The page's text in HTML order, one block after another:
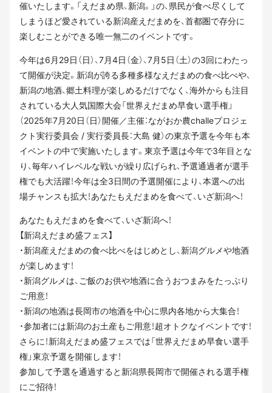
催いたします。「えだまめ県、新潟。」の、県民が食べ尽くして
しまうほど愛されている新潟産えだまめを、首都圏で存分に
楽しむことができる唯一無二のイベントです。
今年は6月29日（日）、7月4日（金）、7月5日（土）の3回にわたっ
て開催が決定。新潟が誇る多種多様なえだまめの食べ比べや、
新潟の地酒、郷土料理が楽しめるだけでなく、海外からも注目
されている大人気国際大会「世界えだまめ早食い選手権」
（2025年7月20日（日）開催／主催：ながおか農challeプロジェ
クト実行委員会 / 実行委員長：大島 健）の東京予選を今年も本
イベントの中で実施いたします。東京予選は今年で3年目とな
り、毎年ハイレベルな戦いが繰り広げられ、予選通過者が選手
権でも大活躍！今年は全3日間の予選開催により、本選への出
場チャンスも拡大！あなたもえだまめを食べて、いざ新潟へ！
あなたもえだまめを食べて、いざ新潟へ！
【新潟えだまめ盛フェス】
・新潟産えだまめの食べ比べをはじめとし、新潟グルメや地酒
が楽しめます！
・新潟グルメは、ご飯のお供や地酒に合うおつまみをたっぷり
ご用意！
・新潟の地酒は長岡市の地酒を中心に県内各地から大集合！
・参加者には新潟のお土産もご用意！超オトクなイベントです！
さらに！新潟えだまめ盛フェスでは「世界えだまめ早食い選手
権」東京予選を開催します！
参加して予選を通過すると新潟県長岡市で開催される選手権
にご招待！